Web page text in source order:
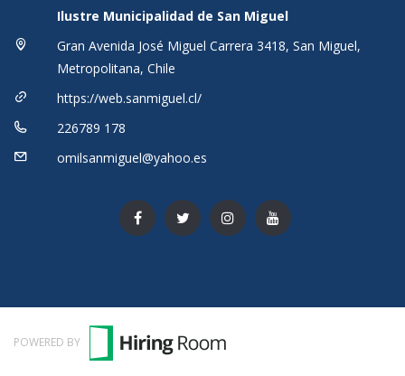
Ilustre Municipalidad de San Miguel
Gran Avenida José Miguel Carrera 3418, San Miguel,
Metropolitana, Chile
https://web.sanmiguel.cl/
226789 178
omilsanmiguel@yahoo.es
POWERED BY